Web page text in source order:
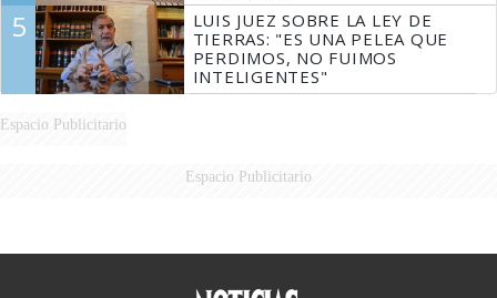
5
LUIS JUEZ SOBRE LA LEY DE
TIERRAS: "ES UNA PELEA QUE
PERDIMOS, NO FUIMOS
INTELIGENTES"
Espacio Publicitario
Espacio Publicitario